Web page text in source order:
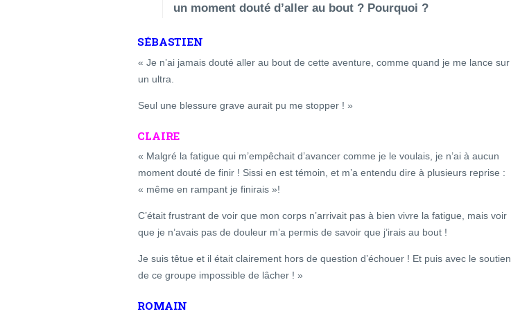
un moment douté d’aller au bout ? Pourquoi ?
SÉBASTIEN
« Je n’ai jamais douté aller au bout de cette aventure, comme quand je me lance sur
un ultra.
Seul une blessure grave aurait pu me stopper ! »
CLAIRE
« Malgré la fatigue qui m’empêchait d’avancer comme je le voulais, je n’ai à aucun
moment douté de finir ! Sissi en est témoin, et m’a entendu dire à plusieurs reprise :
« même en rampant je finirais »!
C’était frustrant de voir que mon corps n’arrivait pas à bien vivre la fatigue, mais voir
que je n’avais pas de douleur m’a permis de savoir que j’irais au bout !
Je suis têtue et il était clairement hors de question d’échouer ! Et puis avec le soutien
de ce groupe impossible de lâcher ! »
ROMAIN